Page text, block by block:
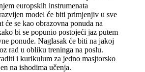
europskih instrumenata
model će biti primjenjiv u sve
će se kao obrazovna ponuda na
bi se popunio postojeći jaz putem
ponude. Naglasak će biti na jakoj
rad u obliku treninga na poslu.
i kurikulum za jedno masjtorsko
na ishodima učenja.